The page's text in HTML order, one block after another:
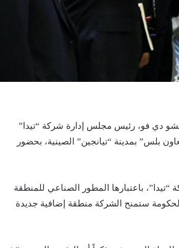
دي فو، رئيس مجلس إدارة شركة “تيدا”
بلس” بمدينة “تيانجين” الصينية، بحضور
باعتبارها المطور الصناعي للمنطقة
ستمنح الشركة منطقة إضافية جديدة